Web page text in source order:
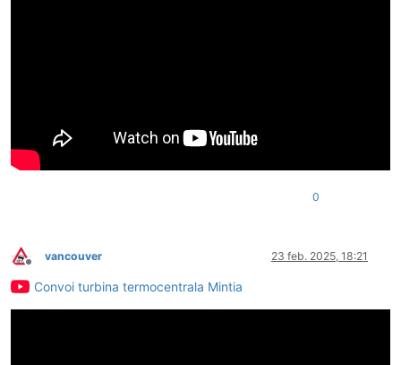
0
Deconectat
vancouver 23 feb. 2025, 18:21
Convoi turbina termocentrala Mintia